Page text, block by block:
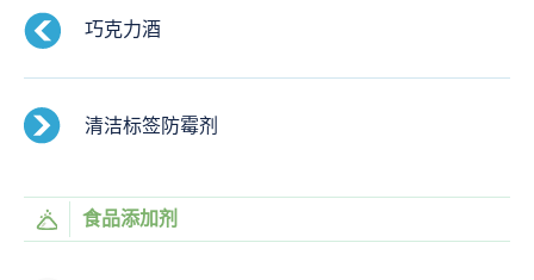
巧克力酒
清洁标签防霉剂
食品添加剂